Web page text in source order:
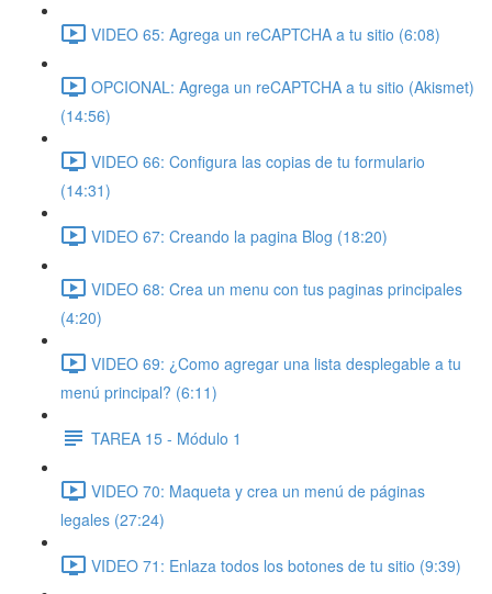
VIDEO 65: Agrega un reCAPTCHA a tu sitio (6:08)
OPCIONAL: Agrega un reCAPTCHA a tu sitio (Akismet)
(14:56)
VIDEO 66: Configura las copias de tu formulario
(14:31)
VIDEO 67: Creando la pagina Blog (18:20)
VIDEO 68: Crea un menu con tus paginas principales
(4:20)
VIDEO 69: ¿Como agregar una lista desplegable a tu
menú principal? (6:11)
TAREA 15 - Módulo 1
VIDEO 70: Maqueta y crea un menú de páginas
legales (27:24)
VIDEO 71: Enlaza todos los botones de tu sitio (9:39)